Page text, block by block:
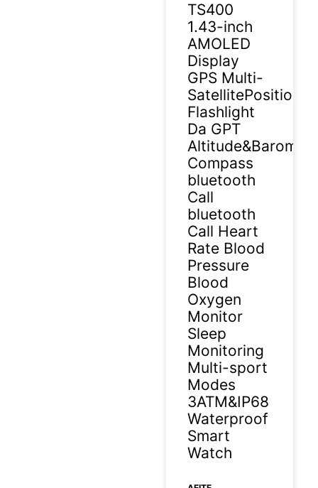
TS400
1.43-inch
AMOLED
Display
GPS Multi-
Flashlight
Da GPT
Compass
bluetooth
Call
bluetooth
Call Heart
Rate Blood
Pressure
Blood
Oxygen
Monitor
Sleep
Monitoring
Multi-sport
Modes
3ATM&IP68
Waterproof
Smart
Watch